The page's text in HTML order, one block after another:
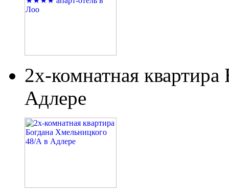
2х-комнатная
Адлере